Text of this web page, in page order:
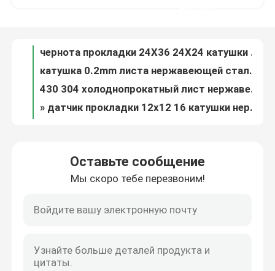
Путешествие фабрики
Проверка качества
Лист плиты нержавеющей стали
Отполированная прокладка катушки нержавеющей стали пефорировала SS304 316 430 финиш ранга 2B горячекатаный
Катушка почищенная щеткой точностью стальная прокладки 3mm 201 304 316 316L 309S 410 420 горячекатаное
304 холоднопрокатная прокладка 1mm 2mm катушки нержавеющей стали 4mm 201 почищенное щеткой на открытом воздухе 304L 316 316L 410
Почищенная щеткой зеркалом прокладка нержавеющей стали свертывает спиралью SUS 201 точности ASTM 2mm 304 304L 316 410 430
Оставьте сообщение
Мы скоро тебе перезвоним!